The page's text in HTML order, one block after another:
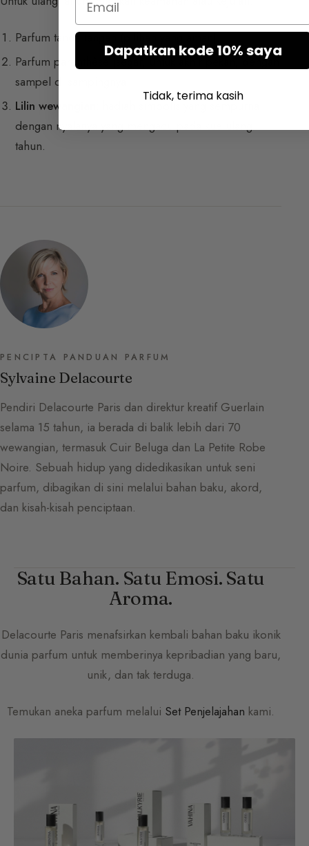
Parfum tanda tangan (pilihan yang aman).
Parfum parenthèse (segar, untuk akhir pekan) dengan
sampel di sampingnya.
Lilin wewangian:
hadiah simbolis yang sempurna
dengan nyalanya yang mengacu pada kue ulang
tahun.
PENCIPTA PANDUAN PARFUM
Sylvaine Delacourte
Pendiri Delacourte Paris dan direktur kreatif Guerlain
selama 15 tahun, ia berada di balik lebih dari 70
wewangian, termasuk Cuir Beluga dan La Petite Robe
Noire. Sebuah hidup yang didedikasikan untuk seni
parfum, dibagikan di sini melalui bahan baku, akord,
dan kisah-kisah penciptaan.
Satu Bahan. Satu Emosi. Satu
Aroma.
Delacourte Paris menafsirkan kembali bahan baku ikonik
dunia parfum untuk memberinya kepribadian yang baru,
unik, dan tak terduga.
Temukan aneka parfum melalui Set Penjelajahan kami.
Dapatkan kode 10% saya
Tidak, terima kasih